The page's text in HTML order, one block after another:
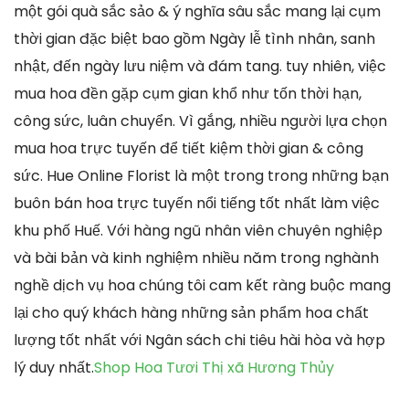
một gói quà sắc sảo & ý nghĩa sâu sắc mang lại cụm
thời gian đặc biệt bao gồm Ngày lễ tình nhân, sanh
nhật, đến ngày lưu niệm và đám tang. tuy nhiên, việc
mua hoa đền gặp cụm gian khổ như tốn thời hạn,
công sức, luân chuyển. Vì gắng, nhiều người lựa chọn
mua hoa trực tuyến để tiết kiệm thời gian & công
sức. Hue Online Florist là một trong trong những bạn
buôn bán hoa trực tuyến nổi tiếng tốt nhất làm việc
khu phố Huế. Với hàng ngũ nhân viên chuyên nghiệp
và bài bản và kinh nghiệm nhiều năm trong nghành
nghề dịch vụ hoa chúng tôi cam kết ràng buộc mang
lại cho quý khách hàng những sản phẩm hoa chất
lượng tốt nhất với Ngân sách chi tiêu hài hòa và hợp
lý duy nhất.Shop Hoa Tươi Thị xã Hương Thủy